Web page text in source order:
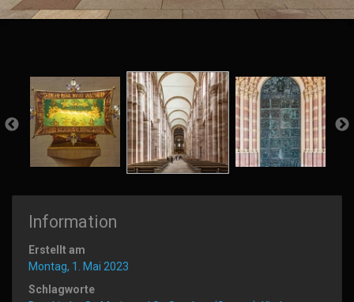
Information
Erstellt am
Montag, 1. Mai 2023
Schlagworte